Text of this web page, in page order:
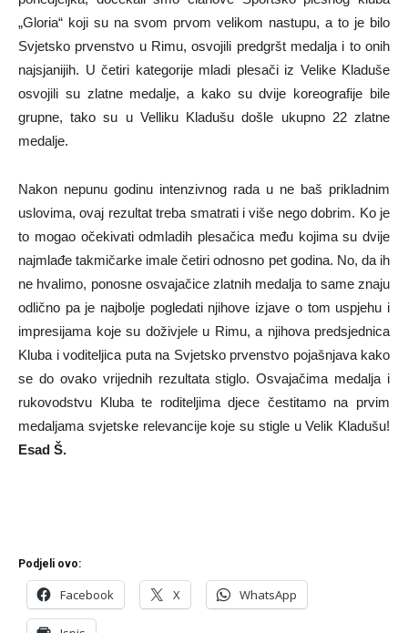
„Gloria“ koji su na svom prvom velikom nastupu, a to je bilo
Svjetsko prvenstvo u Rimu, osvojili predgršt medalja i to onih
najsjanijih. U četiri kategorije mladi plesači iz Velike Kladuše
osvojili su zlatne medalje, a kako su dvije koreografije bile
grupne, tako su u Velliku Kladušu došle ukupno 22 zlatne
medalje.
Nakon nepunu godinu intenzivnog rada u ne baš prikladnim
uslovima, ovaj rezultat treba smatrati i više nego dobrim. Ko je
to mogao očekivati odmladih plesačica među kojima su dvije
najmlađe takmičarke imale četiri odnosno pet godina. No, da ih
ne hvalimo, ponosne osvajačice zlatnih medalja to same znaju
odlično pa je najbolje pogledati njihove izjave o tom uspjehu i
impresijama koje su doživjele u Rimu, a njihova predsjednica
Kluba i voditeljica puta na Svjetsko prvenstvo pojašnjava kako
se do ovako vrijednih rezultata stiglo. Osvajačima medalja i
rukovodstvu Kluba te roditeljima djece čestitamo na prvim
medaljama svjetske relevancije koje su stigle u Velik Kladušu!
Esad Š.
Podjeli ovo:
Facebook X WhatsApp